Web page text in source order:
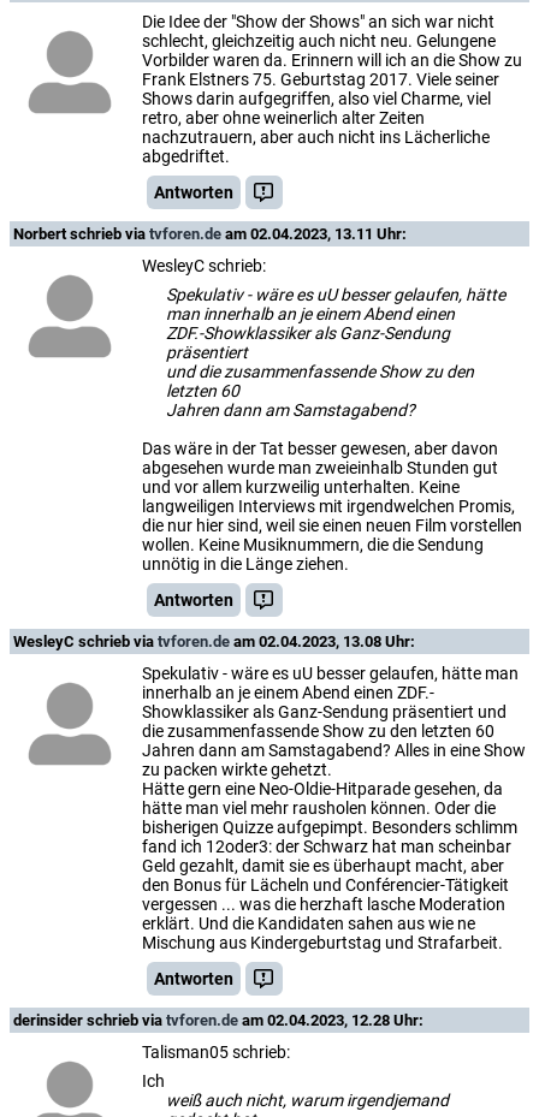
Die Idee der "Show der Shows" an sich war nicht
schlecht, gleichzeitig auch nicht neu. Gelungene
Vorbilder waren da. Erinnern will ich an die Show zu
Frank Elstners 75. Geburtstag 2017. Viele seiner
Shows darin aufgegriffen, also viel Charme, viel
retro, aber ohne weinerlich alter Zeiten
nachzutrauern, aber auch nicht ins Lächerliche
abgedriftet.
Antworten
Norbert schrieb via tvforen.de am 02.04.2023, 13.11 Uhr:
WesleyC schrieb:
Spekulativ - wäre es uU besser gelaufen, hätte
man innerhalb an je einem Abend einen
ZDF.-Showklassiker als Ganz-Sendung
präsentiert
und die zusammenfassende Show zu den
letzten 60
Jahren dann am Samstagabend?
Das wäre in der Tat besser gewesen, aber davon
abgesehen wurde man zweieinhalb Stunden gut
und vor allem kurzweilig unterhalten. Keine
langweiligen Interviews mit irgendwelchen Promis,
die nur hier sind, weil sie einen neuen Film vorstellen
wollen. Keine Musiknummern, die die Sendung
unnötig in die Länge ziehen.
Antworten
WesleyC schrieb via tvforen.de am 02.04.2023, 13.08 Uhr:
Spekulativ - wäre es uU besser gelaufen, hätte man
innerhalb an je einem Abend einen ZDF.-
Showklassiker als Ganz-Sendung präsentiert und
die zusammenfassende Show zu den letzten 60
Jahren dann am Samstagabend? Alles in eine Show
zu packen wirkte gehetzt.
Hätte gern eine Neo-Oldie-Hitparade gesehen, da
hätte man viel mehr rausholen können. Oder die
bisherigen Quizze aufgepimpt. Besonders schlimm
fand ich 12oder3: der Schwarz hat man scheinbar
Geld gezahlt, damit sie es überhaupt macht, aber
den Bonus für Lächeln und Conférencier-Tätigkeit
vergessen ... was die herzhaft lasche Moderation
erklärt. Und die Kandidaten sahen aus wie ne
Mischung aus Kindergeburtstag und Strafarbeit.
Antworten
derinsider schrieb via tvforen.de am 02.04.2023, 12.28 Uhr:
Talisman05 schrieb:
Ich
weiß auch nicht, warum irgendjemand